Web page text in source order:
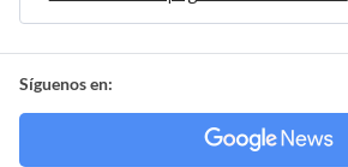
Síguenos en: